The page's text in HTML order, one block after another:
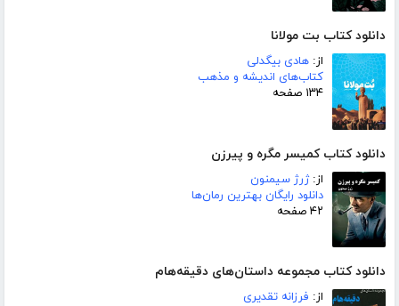
دانلود کتاب بت مولانا
از: هادی بیگدلی
کتاب‌های اندیشه و مذهب
۱۳۴ صفحه
دانلود کتاب کمیسر مگره و پیرزن
از:ژرژ سیمنون
دانلود رایگان بهترین رمان‌ها
۴۲ صفحه
دانلود کتاب مجموعه داستان‌های دقیقه‌هام
از: فرزانه تقدیری